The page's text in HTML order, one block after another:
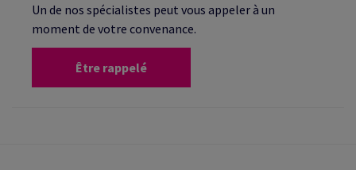
Un de nos spécialistes peut vous appeler à un
moment de votre convenance.
Être rappelé